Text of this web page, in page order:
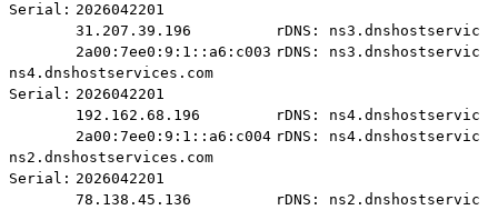
Serial: 2026042201
31.207.39.196
rDNS:
2a00:7ee0:9:1::a6:c003 rDNS:
ns4.dnshostservices.com
Serial: 2026042201
192.162.68.196
rDNS:
2a00:7ee0:9:1::a6:c004 rDNS:
ns2.dnshostservices.com
Serial: 2026042201
78.138.45.136
rDNS: